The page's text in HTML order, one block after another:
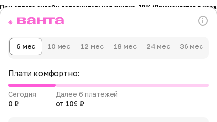
При оплате онлайн дополнительная скидка -10％ (Применяется в
6 мес 10 мес 12 мес 18 мес 24 мес 36 мес
Плати комфортно:
Сегодня
0 ₽
Далее 6 платежей
от 109 ₽